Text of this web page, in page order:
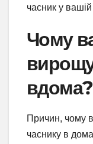
часник у вашій
Чому
вдома?
Причин, чому
часнику в